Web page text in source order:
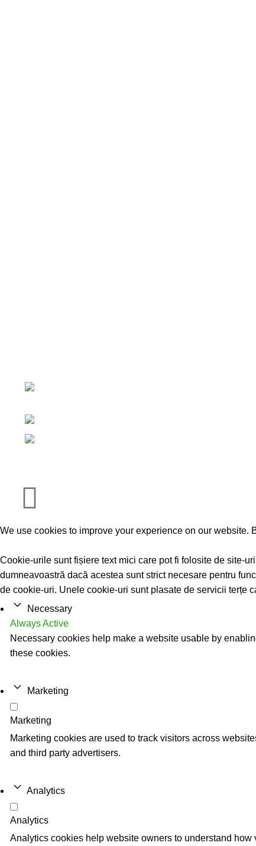
We use cookies to improve your experience on our website.
Cookie-urile sunt fișiere text mici care pot fi folosite de site-
dumneavoastră dacă acestea sunt strict necesare pentru
de cookie-uri. Unele cookie-uri sunt plasate de servicii terțe
Necessary
Always Active
Necessary cookies help make a website usable by
these cookies.
Marketing
Marketing
Marketing cookies are used to track visitors across
and third party advertisers.
Analytics
Analytics
Analytics cookies help website owners to understand